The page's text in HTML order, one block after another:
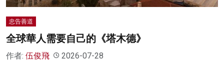
忠告善道
全球華人需要自己的《塔木德》
作者: 伍俊飛 2026-07-28